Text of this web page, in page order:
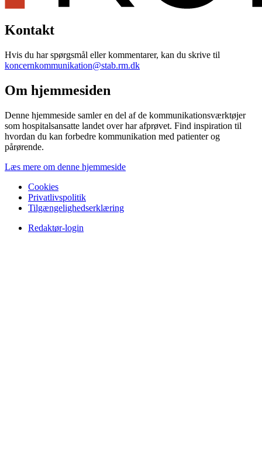
Kontakt
Hvis du har spørgsmål eller kommentarer, kan du skrive til
koncernkommunikation@stab.rm.dk
Om hjemmesiden
Denne hjemmeside samler en del af de kommunikationsværktøjer
som hospitalsansatte landet over har afprøvet. Find inspiration til
hvordan du kan forbedre kommunikation med patienter og
pårørende.
Læs mere om denne hjemmeside
Cookies
Privatlivspolitik
Tilgængelighedserklæring
Redaktør-login